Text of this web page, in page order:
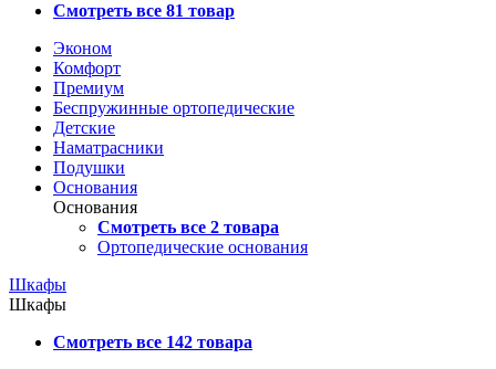
Смотреть все 81 товар
Эконом
Комфорт
Премиум
Беспружинные ортопедические
Детские
Наматрасники
Подушки
Основания
Основания
Смотреть все 2 товара
Ортопедические основания
Шкафы
Шкафы
Смотреть все 142 товара